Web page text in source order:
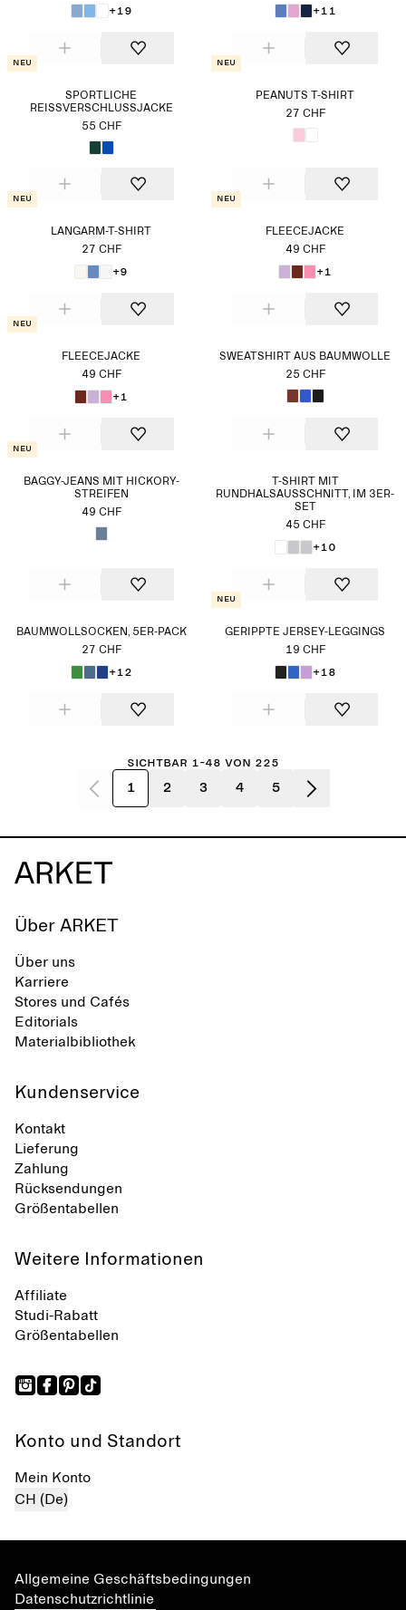
+19 +11
Neu
SPORTLICHE
REISSVERSCHLUSSJACKE
55 CHF
Neu
PEANUTS T-SHIRT
27 CHF
Neu
LANGARM-T-SHIRT
27 CHF
+9
Neu
FLEECEJACKE
49 CHF
+1
Neu
FLEECEJACKE
49 CHF
+1
SWEATSHIRT AUS BAUMWOLLE
25 CHF
Neu
BAGGY-JEANS MIT HICKORY-
STREIFEN
49 CHF
T-SHIRT MIT
RUNDHALSAUSSCHNITT, IM 3ER-
SET
45 CHF
+10
BAUMWOLLSOCKEN, 5ER-PACK
27 CHF
+12
Neu
GERIPPTE JERSEY-LEGGINGS
19 CHF
+18
Sichtbar 1-48 von 225
1 2 3 4 5
Über ARKET
Über uns
Karriere
Stores und Cafés
Editorials
Materialbibliothek
Kundenservice
Kontakt
Lieferung
Zahlung
Rücksendungen
Größentabellen
Weitere Informationen
Affiliate
Studi-Rabatt
Größentabellen
Konto und Standort
Mein Konto
CH (De)
Allgemeine Geschäftsbedingungen
Datenschutzrichtlinie